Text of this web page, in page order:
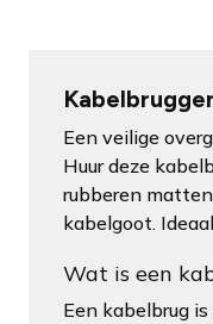
Een veilige
Huur deze
rubberen
kabelgoot.
Wat is een
Een kabelbrug